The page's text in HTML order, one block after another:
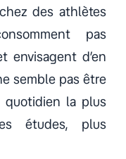
des athlètes
pas
envisagent d’en
semble pas être
la plus
études, plus